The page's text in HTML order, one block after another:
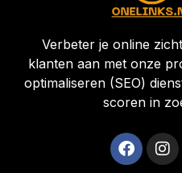
Verbeter je online
klanten aan met onze
optimaliseren (SEO)
scoren in